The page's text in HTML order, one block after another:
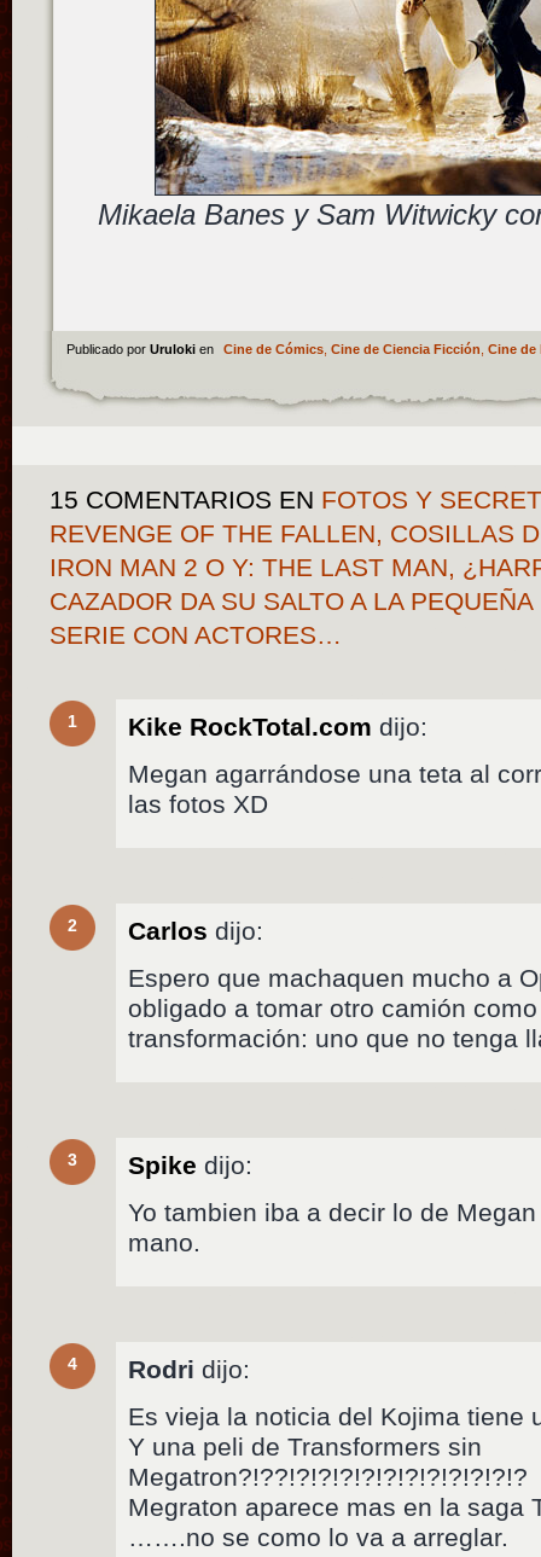
Mikaela Banes y Sam Witwicky
Publicado por Uruloki en Cine de Cómics, Cine de Ciencia Ficción, Cine de
15 COMENTARIOS EN FOTOS Y
REVENGE OF THE FALLEN, COSILLAS
IRON MAN 2 O Y: THE LAST MAN,
CAZADOR DA SU SALTO A LA
SERIE CON ACTORES…
1 Kike RockTotal.com dijo:
Megan agarrándose una teta al
las fotos XD
2 Carlos dijo:
Espero que machaquen mucho a
obligado a tomar otro camión
transformación: uno que no tenga
3 Spike dijo:
Yo tambien iba a decir lo de
mano.
4 Rodri dijo:
Es vieja la noticia del Kojima tiene
Y una peli de Transformers sin
Megatron?!??!?!?!?!?!?!?!?!?!?!?!?
Megraton aparece mas en la saga
…….no se como lo va a arreglar.